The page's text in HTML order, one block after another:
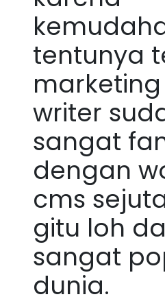
tentunya
writer
sangat
dengan
cms
gitu loh
sangat
dunia.